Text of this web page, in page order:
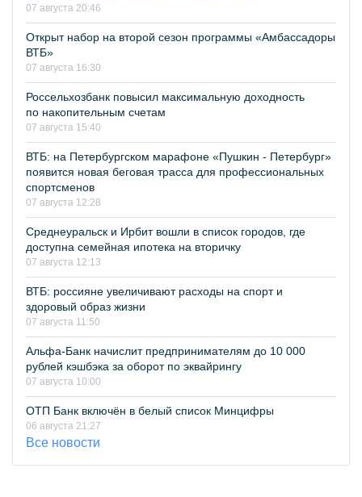
07 августа 20:46
Открыт набор на второй сезон программы «Амбассадоры
ВТБ»
07 августа 16:30
Россельхозбанк повысил максимальную доходность
по накопительным счетам
07 августа 15:40
ВТБ: на Петербургском марафоне «Пушкин - Петербург»
появится новая беговая трасса для профессиональных
спортсменов
07 августа 12:28
Среднеуральск и Ирбит вошли в список городов, где
доступна семейная ипотека на вторичку
07 августа 12:13
ВТБ: россияне увеличивают расходы на спорт и
здоровый образ жизни
07 августа 11:50
Альфа-Банк начислит предпринимателям до 10 000
рублей кэшбэка за оборот по эквайрингу
07 августа 10:00
ОТП Банк включён в белый список Минцифры
06 августа 21:27
Все новости